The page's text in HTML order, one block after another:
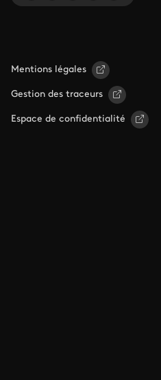
Mentions légales
Gestion des traceurs
Espace de confidentialité